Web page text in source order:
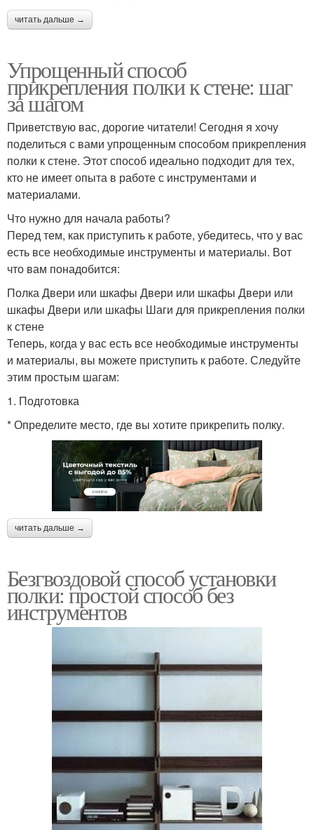
читать дальше →
Упрощенный способ
прикрепления полки к стене: шаг
за шагом
Приветствую вас, дорогие читатели! Сегодня я хочу
поделиться с вами упрощенным способом прикрепления
полки к стене. Этот способ идеально подходит для тех,
кто не имеет опыта в работе с инструментами и
материалами.
Что нужно для начала работы?
Перед тем, как приступить к работе, убедитесь, что у вас
есть все необходимые инструменты и материалы. Вот
что вам понадобится:
Полка Двери или шкафы Двери или шкафы Двери или
шкафы Двери или шкафы Шаги для прикрепления полки
к стене
Теперь, когда у вас есть все необходимые инструменты
и материалы, вы можете приступить к работе. Следуйте
этим простым шагам:
1. Подготовка
* Определите место, где вы хотите прикрепить полку.
читать дальше →
Безгвоздовой способ установки
полки: простой способ без
инструментов